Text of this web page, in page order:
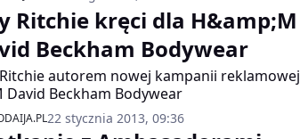
z tej kolekcji na czerwonym dywanie.
Ritchie kręci dla H&amp;M
Beckham Bodywear
autorem nowej kampanii reklamowej
David Beckham Bodywear
22 stycznia 2013, 09:36